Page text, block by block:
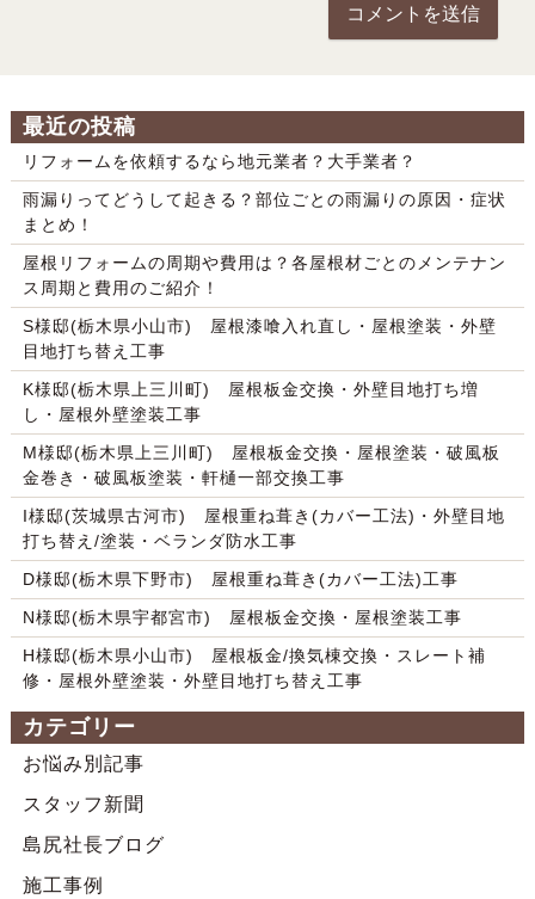
最近の投稿
リフォームを依頼するなら地元業者？大手業者？
雨漏りってどうして起きる？部位ごとの雨漏りの原因・症状
まとめ！
屋根リフォームの周期や費用は？各屋根材ごとのメンテナン
ス周期と費用のご紹介！
S様邸(栃木県小山市) 屋根漆喰入れ直し・屋根塗装・外壁
目地打ち替え工事
K様邸(栃木県上三川町) 屋根板金交換・外壁目地打ち増
し・屋根外壁塗装工事
M様邸(栃木県上三川町) 屋根板金交換・屋根塗装・破風板
金巻き・破風板塗装・軒樋一部交換工事
I様邸(茨城県古河市) 屋根重ね葺き(カバー工法)・外壁目地
打ち替え/塗装・ベランダ防水工事
D様邸(栃木県下野市) 屋根重ね葺き(カバー工法)工事
N様邸(栃木県宇都宮市) 屋根板金交換・屋根塗装工事
H様邸(栃木県小山市) 屋根板金/換気棟交換・スレート補
修・屋根外壁塗装・外壁目地打ち替え工事
カテゴリー
お悩み別記事
スタッフ新聞
島尻社長ブログ
施工事例